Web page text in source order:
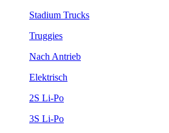
Stadium Trucks
Truggies
Nach Antrieb
Elektrisch
2S Li-Po
3S Li-Po